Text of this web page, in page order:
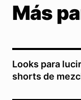
Más
Looks para
shorts de